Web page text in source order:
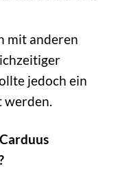
mit anderen
jedoch ein
werden.